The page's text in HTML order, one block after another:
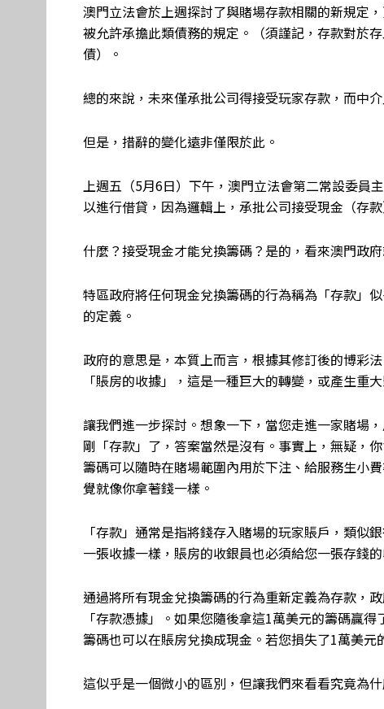
澳門立法會於上週探討了與賭場存款相關的新規定
被允許承擔此類債務的規定。（須謹記，存款對於
債）。
總的來說，未來僅承批公司得接受玩家存款，而中
但是，措辭的變化遠非僅限於此。
上週五（5月6日）下午，澳門立法會第二常設委員
以進行借貸，因為邏輯上，承批公司接受現金（存
什麼？接受現金才能兌換籌碼？是的，看來澳門政
特區政府將任何現金兌換籌碼的行為稱為「存款」
的定義。
政府的意思是，本質上而言，根據其修訂後的博彩
「賬房的收據」，這是一種巨大的轉變，或產生重大
讓我們進一步探討。想象一下，當您走進一家賭場
剛「存款」了，答案當然是沒有。事實上，無疑，
籌碼可以隨時在賭場範圍內用於下注、給服務生小
覺就像你拿著錢一樣。
「存款」通常是指將錢存入賭場的玩家賬戶，類似
一張收據一樣，賬房的收銀員也必須給您一張存錢的
通過將所有現金兌換籌碼的行為重新定義為存款，
「存款憑據」。如果您隨後拿這1萬美元的籌碼贏
籌碼也可以在賬房兌換成現金。若您損失了1萬美元
這似乎是一個微小的區別，但讓我們來看看究竟為